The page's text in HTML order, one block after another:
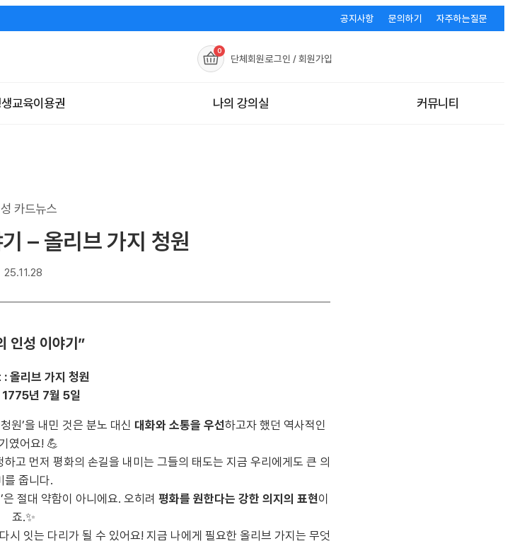
공지사항 문의하기 자주하는질문
0
단체회원로그인 / 회원가입
교육이용권 나의 강의실 커뮤니티
카드뉴스
– 올리브 가지 청원
25.11.28
인성 이야기”
올리브 가지 청원
년 7월 5일
원’을 내민 것은 분노 대신 대화와 소통을 우선하고자 했던 역사적인
였어요! 💪
고 먼저 평화의 손길을 내미는 그들의 태도는 지금 우리에게도 큰 의
를 줍니다.
절대 약함이 아니에요. 오히려 평화를 원한다는 강한 의지의 표현이
죠.✨
잇는 다리가 될 수 있어요! 지금 나에게 필요한 올리브 가지는 무엇